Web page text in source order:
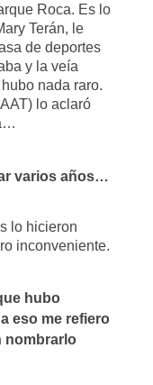
Roca. Es lo
Terán, le
de deportes
y la veía
nada raro.
lo aclaró
varios años…
lo hicieron
inconveniente.
hubo
eso me refiero
nombrarlo